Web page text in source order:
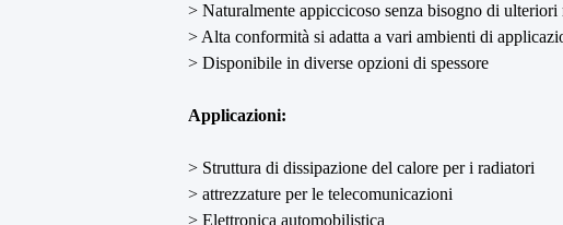
> Naturalmente appiccicoso senza bisogno di
> Alta conformità si adatta a vari ambienti di
> Disponibile in diverse opzioni di spessore
Applicazioni:
> Struttura di dissipazione del calore per i radiatori
> attrezzature per le telecomunicazioni
> Elettronica automobilistica